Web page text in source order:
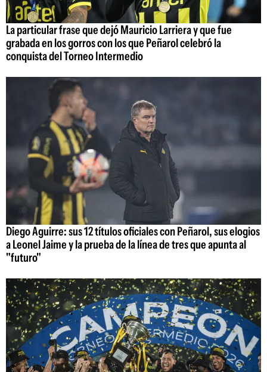
La particular frase que dejó Mauricio Larriera y que fue
grabada en los gorros con los que Peñarol celebró la
conquista del Torneo Intermedio
Diego Aguirre: sus 12 títulos oficiales con Peñarol, sus elogios
a Leonel Jaime y la prueba de la línea de tres que apunta al
"futuro"